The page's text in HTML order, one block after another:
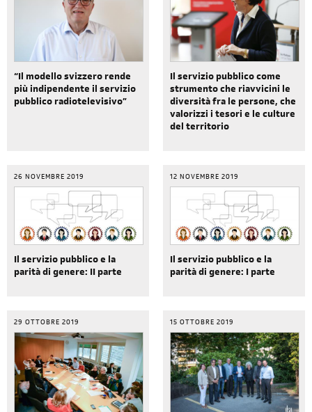
“Il modello svizzero rende
più indipendente il servizio
pubblico radiotelevisivo”
Il servizio pubblico come
strumento che riavvicini le
diversità fra le persone, che
valorizzi i tesori e le culture
del territorio
26 NOVEMBRE 2019
Il servizio pubblico e la
parità di genere: II parte
12 NOVEMBRE 2019
Il servizio pubblico e la
parità di genere: I parte
29 OTTOBRE 2019 15 OTTOBRE 2019